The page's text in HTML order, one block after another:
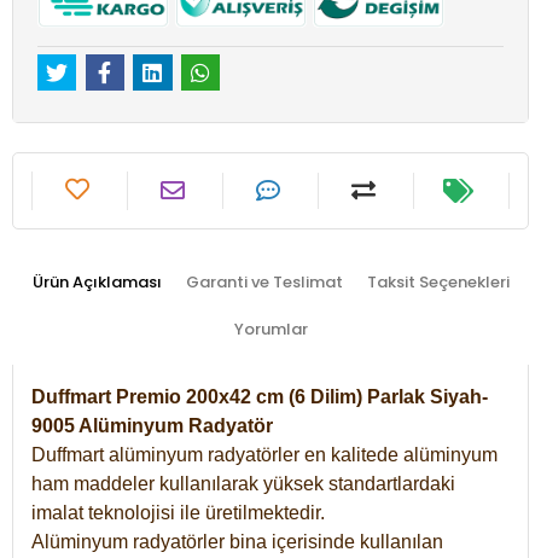
Ürün Açıklaması Garanti ve Teslimat Taksit Seçenekleri
Yorumlar
Duffmart Premio 200x42 cm (6 Dilim) Parlak Siyah-
9005 Alüminyum Radyatör
Duffmart alüminyum radyatörler en kalitede alüminyum
ham maddeler kullanılarak yüksek standartlardaki
imalat teknolojisi ile üretilmektedir.
Alüminyum radyatörler bina içerisinde kullanılan